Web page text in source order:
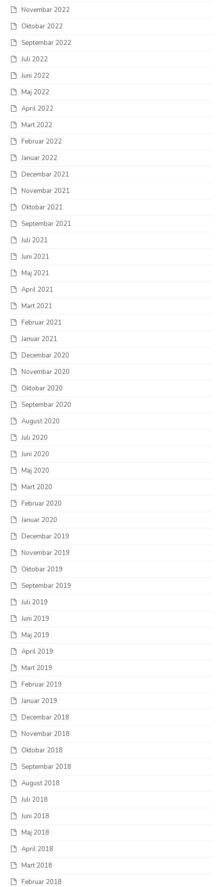
Novembar 2022
Oktobar 2022
Septembar 2022
Juli 2022
Juni 2022
Maj 2022
April 2022
Mart 2022
Februar 2022
Januar 2022
Decembar 2021
Novembar 2021
Oktobar 2021
Septembar 2021
Juli 2021
Juni 2021
Maj 2021
April 2021
Mart 2021
Februar 2021
Januar 2021
Decembar 2020
Novembar 2020
Oktobar 2020
Septembar 2020
August 2020
Juli 2020
Juni 2020
Maj 2020
Mart 2020
Februar 2020
Januar 2020
Decembar 2019
Novembar 2019
Oktobar 2019
Septembar 2019
Juli 2019
Juni 2019
Maj 2019
April 2019
Mart 2019
Februar 2019
Januar 2019
Decembar 2018
Novembar 2018
Oktobar 2018
Septembar 2018
August 2018
Juli 2018
Juni 2018
Maj 2018
April 2018
Mart 2018
Februar 2018